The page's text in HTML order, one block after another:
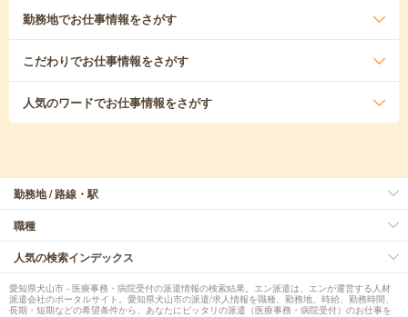
勤務地でお仕事情報をさがす
こだわりでお仕事情報をさがす
人気のワードでお仕事情報をさがす
勤務地 / 路線・駅
職種
人気の検索インデックス
愛知県犬山市 - 医療事務・病院受付の派遣情報の検索結果。エン派遣は、エンが運営する人材
派遣会社のポータルサイト。愛知県犬山市の派遣/求人情報を職種、勤務地、時給、勤務時間、
長期・短期などの希望条件から、あなたにピッタリの派遣（医療事務・病院受付）のお仕事を